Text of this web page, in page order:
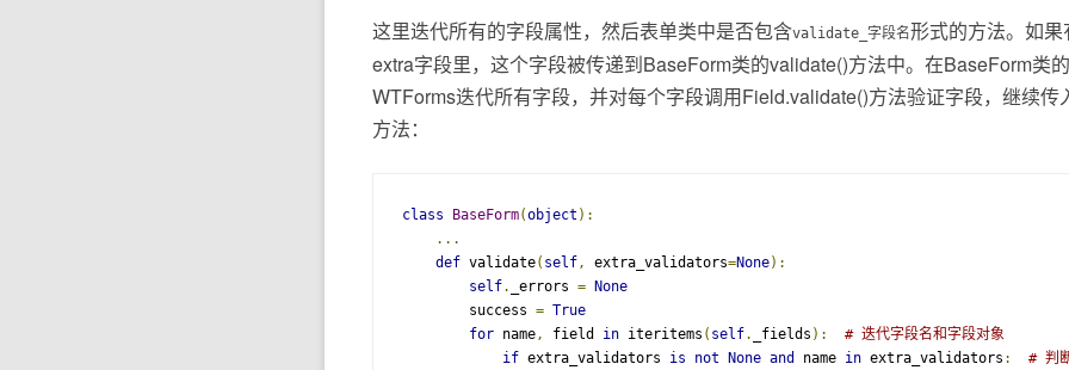
这里迭代所有的字段属性，然后表单类中是否包含validate_ 字段名形式的方法。如
extra字段里，这个字段被传递到BaseForm类的validate()方法中。在BaseForm类的
WTForms迭代所有字段，并对每个字段调用Field.validate()方法验证字段，继续传
方法：
class BaseForm(object ):
...
def validate( self, extra_validators=None):
self. _errors =
None
        success
= True
for name, field in iteritems ( self. _fields ):
# 迭代字段名和字段对象
if extra_validators is not None and name in extra_validators :
# 判